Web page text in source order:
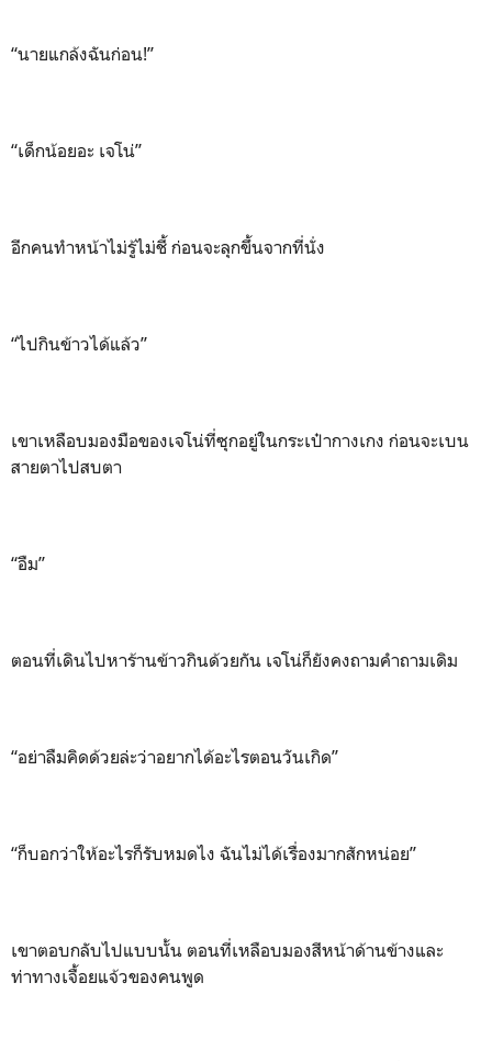
“นายแกล้งฉันก่อน!”
“เด็กน้อยอะ เจโน่”
อีกคนทำหน้าไม่รู้ไม่ชี้ ก่อนจะลุกขึ้นจากที่นั่ง
“ไปกินข้าวได้แล้ว”
เขาเหลือบมองมือของเจโน่ที่ซุกอยู่ในกระเป๋ากางเกง ก่อนจะเบน
สายตาไปสบตา
“อืม”
ตอนที่เดินไปหาร้านข้าวกินด้วยกัน เจโน่ก็ยังคงถามคำถามเดิม
“อย่าลืมคิดด้วยล่ะว่าอยากได้อะไรตอนวันเกิด”
“ก็บอกว่าให้อะไรก็รับหมดไง ฉันไม่ได้เรื่องมากสักหน่อย”
เขาตอบกลับไปแบบนั้น ตอนที่เหลือบมองสีหน้าด้านข้างและ
ท่าทางเจื้อยแจ้วของคนพูด